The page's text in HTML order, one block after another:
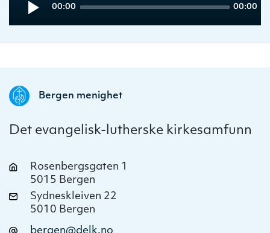
Player
Current
00:00
Total
00:00
Bergen menighet
Det evangelisk-lutherske kirkesamfunn
Rosenbergsgaten 1
5015 Bergen
Sydneskleiven 22
5010 Bergen
bergen@delk.no